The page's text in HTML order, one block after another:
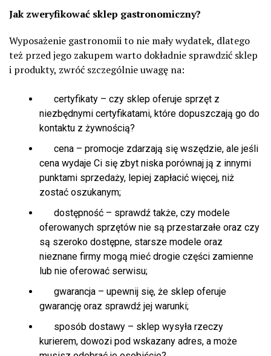
Jak zweryfikować sklep gastronomiczny?
Wyposażenie gastronomii to nie mały wydatek, dlatego
też przed jego zakupem warto dokładnie sprawdzić sklep
i produkty, zwróć szczególnie uwagę na:
certyfikaty – czy sklep oferuje sprzęt z
niezbędnymi certyfikatami, które dopuszczają go do
kontaktu z żywnością?
cena – promocje zdarzają się wszędzie, ale jeśli
cena wydaje Ci się zbyt niska porównaj ją z innymi
punktami sprzedaży, lepiej zapłacić więcej, niż
zostać oszukanym;
dostępność – sprawdź także, czy modele
oferowanych sprzętów nie są przestarzałe oraz czy
są szeroko dostępne, starsze modele oraz
nieznane firmy mogą mieć drogie części zamienne
lub nie oferować serwisu;
gwarancja – upewnij się, że sklep oferuje
gwarancję oraz sprawdź jej warunki;
sposób dostawy – sklep wysyła rzeczy
kurierem, dowozi pod wskazany adres, a może